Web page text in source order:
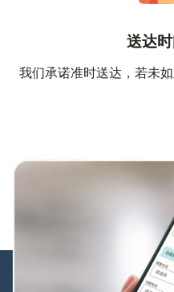
送达
我们承诺准时送达，若未